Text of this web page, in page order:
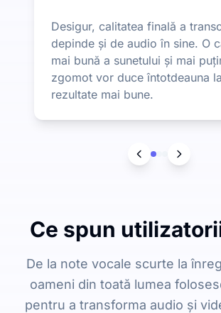
Desigur, calitatea finală a
depinde și de audio în sine. O
mai bună a sunetului și mai
zgomot vor duce întotdeauna la
rezultate mai bune.
Ce spun
De la note vocale scurte la
oameni din toată lumea
pentru a transforma audio și